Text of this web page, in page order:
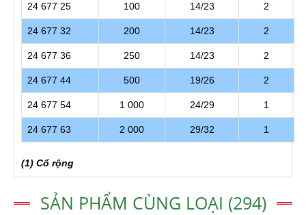
24 677 25 100 14/23 2
24 677 32 200 14/23 2
24 677 36 250 14/23 2
24 677 44 500 19/26 2
24 677 54 1 000 24/29 1
24 677 63 2 000 29/32 1
(1) Cổ rộng
SẢN PHẨM CÙNG LOẠI (294)